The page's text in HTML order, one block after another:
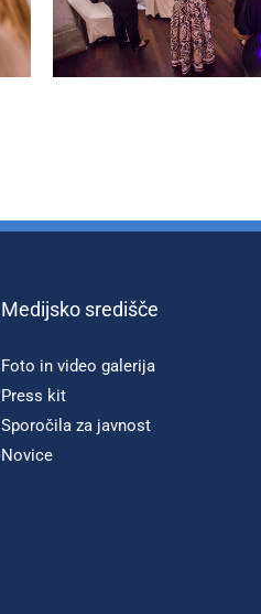
Medijsko središče
Foto in video galerija
Press kit
Sporočila za javnost
Novice